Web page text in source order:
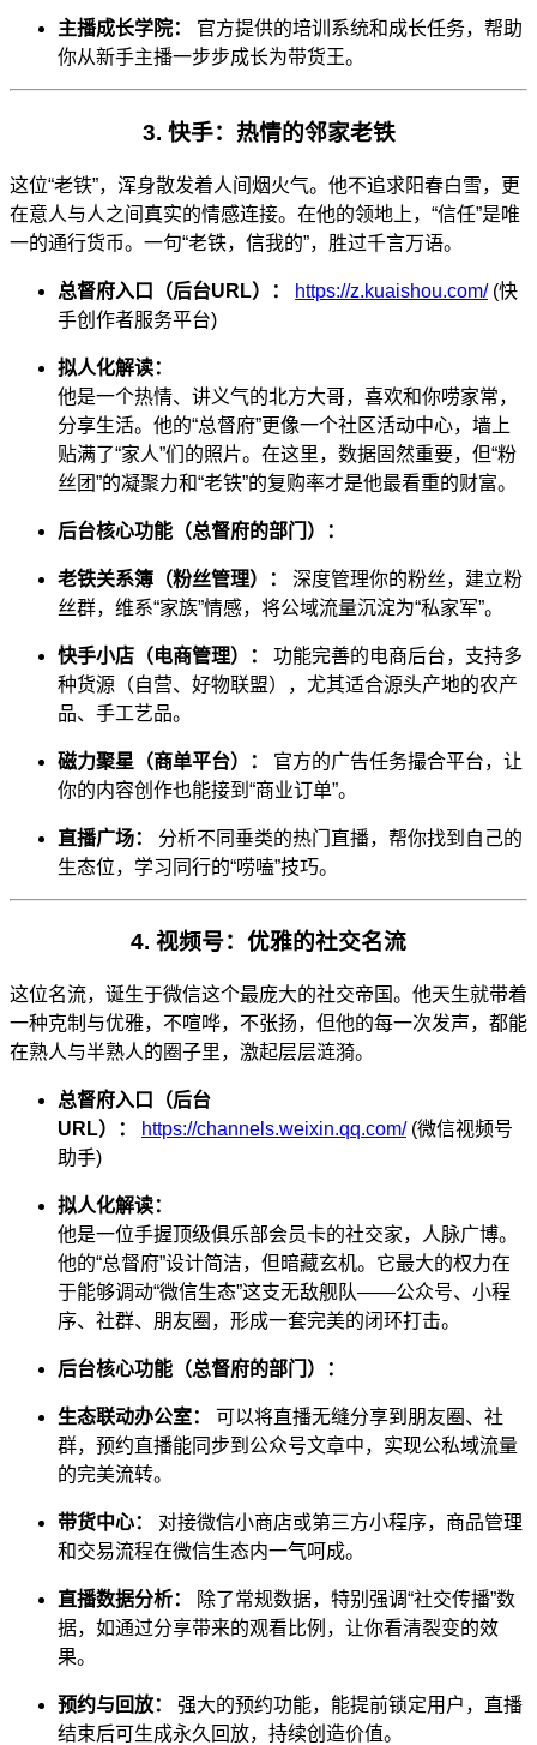
主播成长学院：
官方提供的培训系统和成长任务，帮助
你从新手主播一步步成长为带货王。
3. 快手：热情的邻家老铁
这位“老铁”，浑身散发着人间烟火气。他不追求阳春白雪，更
在意人与人之间真实的情感连接。在他的领地上，“信任”是唯
一的通行货币。一句“老铁，信我的”，胜过千言万语。
总督府入口（后台URL）： https://z.kuaishou.com/(快
手创作者服务平台)
拟人化解读：
他是一个热情、讲义气的北方大哥，喜欢和你唠家常，
分享生活。他的“总督府”更像一个社区活动中心，墙上
贴满了“家人”们的照片。在这里，数据固然重要，但“粉
丝团”的凝聚力和“老铁”的复购率才是他最看重的财富。
后台核心功能（总督府的部门）：
老铁关系簿（粉丝管理）：
深度管理你的粉丝，建立粉
丝群，维系“家族”情感，将公域流量沉淀为“私家军”。
快手小店（电商管理）：
功能完善的电商后台，支持多
种货源（自营、好物联盟），尤其适合源头产地的农产
品、手工艺品。
磁力聚星（商单平台）：
官方的广告任务撮合平台，让
你的内容创作也能接到“商业订单”。
直播广场：
分析不同垂类的热门直播，帮你找到自己的
生态位，学习同行的“唠嗑”技巧。
4. 视频号：优雅的社交名流
这位名流，诞生于微信这个最庞大的社交帝国。他天生就带着
一种克制与优雅，不喧哗，不张扬，但他的每一次发声，都能
在熟人与半熟人的圈子里，激起层层涟漪。
总督府入口（后台
URL）：
https://channels.weixin.qq.com/(微信视频号
助手)
拟人化解读：
他是一位手握顶级俱乐部会员卡的社交家，人脉广博。
他的“总督府”设计简洁，但暗藏玄机。它最大的权力在
于能够调动“微信生态”这支无敌舰队——公众号、小程
序、社群、朋友圈，形成一套完美的闭环打击。
后台核心功能（总督府的部门）：
生态联动办公室：
可以将直播无缝分享到朋友圈、社
群，预约直播能同步到公众号文章中，实现公私域流量
的完美流转。
带货中心：
对接微信小商店或第三方小程序，商品管理
和交易流程在微信生态内一气呵成。
直播数据分析：
除了常规数据，特别强调“社交传播”数
据，如通过分享带来的观看比例，让你看清裂变的效
果。
预约与回放：
强大的预约功能，能提前锁定用户，直播
结束后可生成永久回放，持续创造价值。